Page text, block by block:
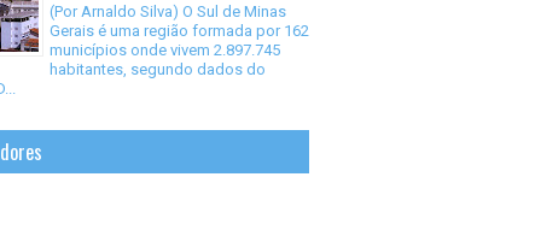
(Por Arnaldo Silva) O Sul de Minas
Gerais é uma região formada por 162
municípios onde vivem 2.897.745
habitantes, segundo dados do